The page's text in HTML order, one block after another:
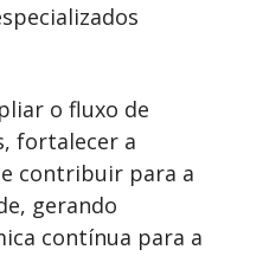
o fluxo de
fortalecer a
e contribuir para a
gerando
contínua para a